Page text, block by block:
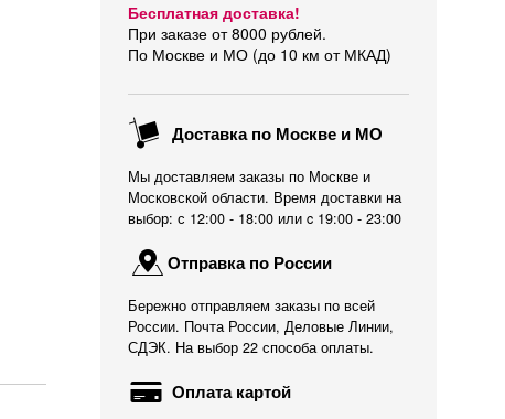
Бесплатная доставка!
При заказе от 8000 рублей.
По Москве и МО (до 10 км от МКАД)
Доставка по Москве и МО
Мы доставляем заказы по Москве и
Московской области. Время доставки на
выбор: с 12:00 - 18:00 или c 19:00 - 23:00
Отправка по России
Бережно отправляем заказы по всей
России. Почта России, Деловые Линии,
СДЭК. На выбор 22 способа оплаты.
Оплата картой